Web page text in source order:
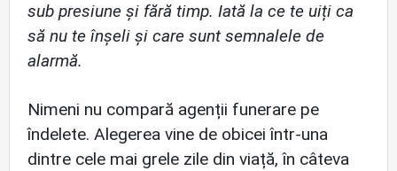
sub presiune și fără timp. Iată la ce te uiți ca
să nu te înșeli și care sunt semnalele de
alarmă.
Nimeni nu compară agenții funerare pe
îndelete. Alegerea vine de obicei într-una
dintre cele mai grele zile din viață, în câteva